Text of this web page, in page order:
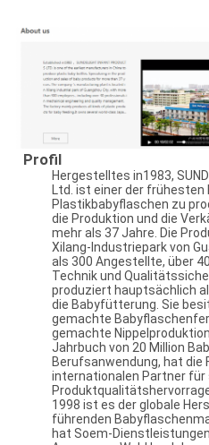
Profil
Hergestelltes in1983,
Ltd. ist einer der frühesten
Plastikbabyflaschen zu
die Produktion und die
mehr als 37 Jahre. Die
Xilang-Industriepark von
als 300 Angestellte, über
Technik und
produziert hauptsächlich
die Babyfütterung. Sie
gemachte
gemachte
Jahrbuch von 20 Million
Berufsanwendung, hat die
internationalen Partner für
1998 ist es der globale
führenden
hat Soem-